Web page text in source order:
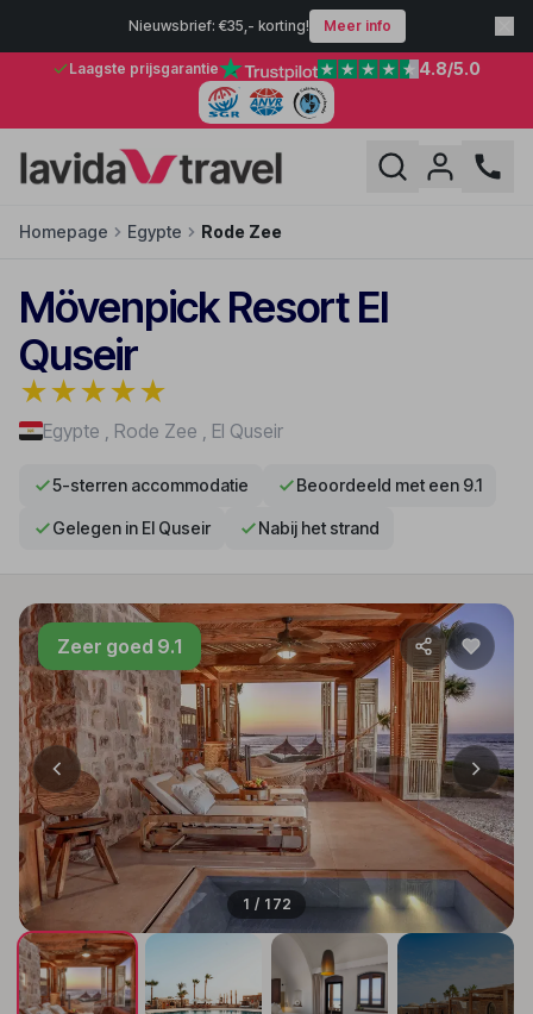
Nieuwsbrief: €35,- korting! Meer info
Laagste prijsgarantie 4.8/5.0
Homepage Egypte Rode Zee
Mövenpick Resort El
Quseir
★★★★★
Egypte , Rode Zee , El Quseir
5-sterren accommodatie Beoordeeld met een 9.1
Gelegen in El Quseir Nabij het strand
Zeer goed 9.1
1 / 172